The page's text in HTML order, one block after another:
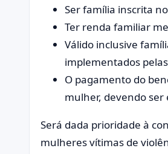
Ser família inscrita
Ter renda familiar
Válido inclusive
implementados
O pagamento do
mulher, devendo ser
Será dada prioridade à
mulheres vítimas de